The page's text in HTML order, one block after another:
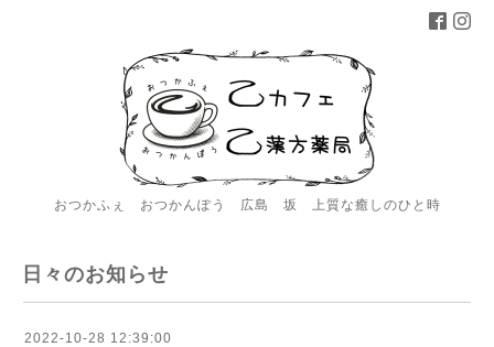
おつかふぇ おつかんぽう 広島 坂 上質な癒しのひと時
日々のお知らせ
2022-10-28 12:39:00